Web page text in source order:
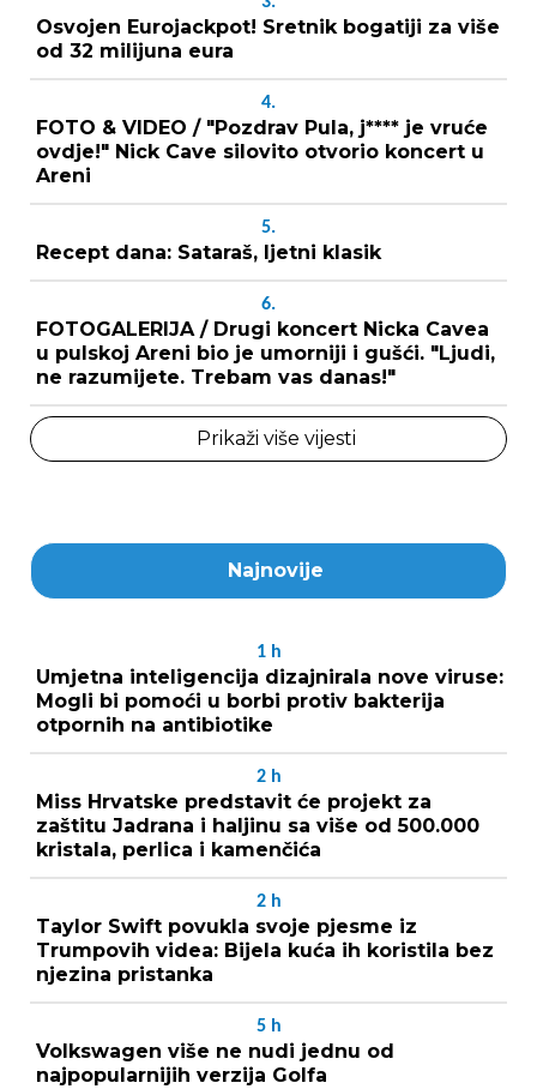
Osvojen Eurojackpot! Sretnik bogatiji za više
od 32 milijuna eura
4.
FOTO & VIDEO / "Pozdrav Pula, j**** je vruće
ovdje!" Nick Cave silovito otvorio koncert u
Areni
5.
Recept dana: Sataraš, ljetni klasik
6.
FOTOGALERIJA / Drugi koncert Nicka Cavea
u pulskoj Areni bio je umorniji i gušći. "Ljudi,
ne razumijete. Trebam vas danas!"
Prikaži više vijesti
Najnovije
1 h
Umjetna inteligencija dizajnirala nove viruse:
Mogli bi pomoći u borbi protiv bakterija
otpornih na antibiotike
2 h
Miss Hrvatske predstavit će projekt za
zaštitu Jadrana i haljinu sa više od 500.000
kristala, perlica i kamenčića
2 h
Taylor Swift povukla svoje pjesme iz
Trumpovih videa: Bijela kuća ih koristila bez
njezina pristanka
5 h
Volkswagen više ne nudi jednu od
najpopularnijih verzija Golfa